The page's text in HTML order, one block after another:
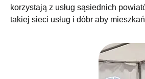
korzystają z usług sąsiednich
takiej sieci usług i dóbr aby